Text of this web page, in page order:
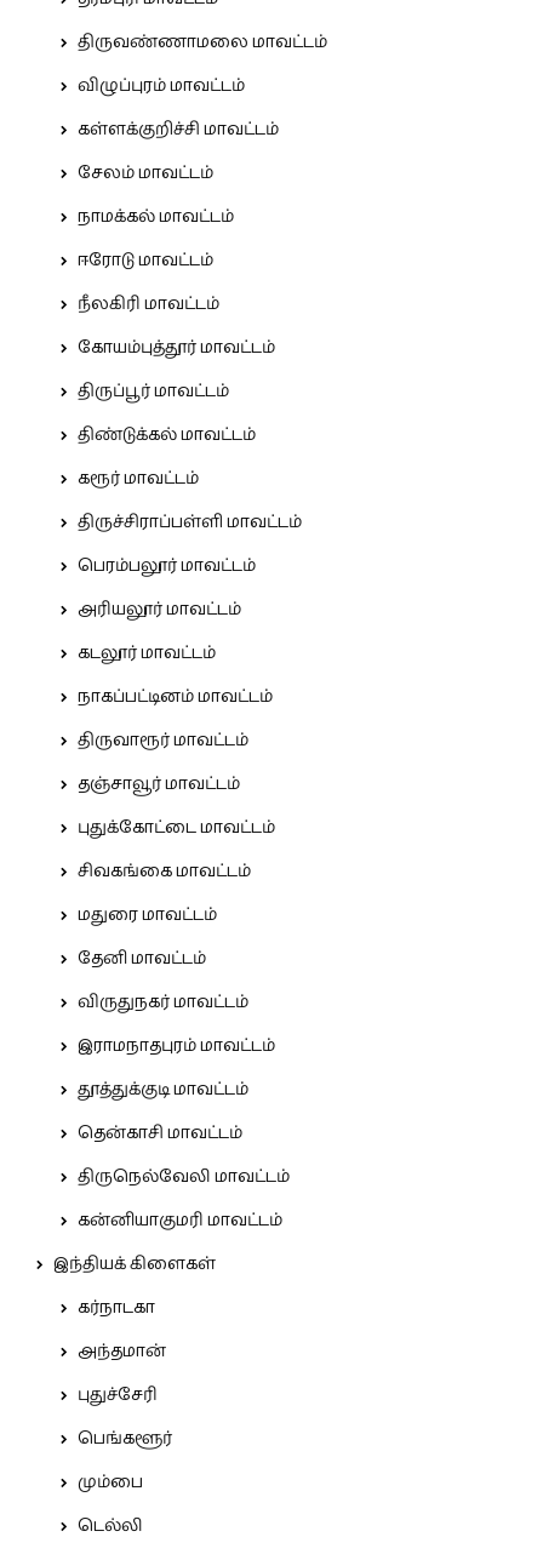
திருவண்ணாமலை மாவட்டம்
விழுப்புரம் மாவட்டம்
கள்ளக்குறிச்சி மாவட்டம்
சேலம் மாவட்டம்
நாமக்கல் மாவட்டம்
ஈரோடு மாவட்டம்
நீலகிரி மாவட்டம்
கோயம்புத்தூர் மாவட்டம்
திருப்பூர் மாவட்டம்
திண்டுக்கல் மாவட்டம்
கரூர் மாவட்டம்
திருச்சிராப்பள்ளி மாவட்டம்
பெரம்பலூர் மாவட்டம்
அரியலூர் மாவட்டம்
கடலூர் மாவட்டம்
நாகப்பட்டினம் மாவட்டம்
திருவாரூர் மாவட்டம்
தஞ்சாவூர் மாவட்டம்
புதுக்கோட்டை மாவட்டம்
சிவகங்கை மாவட்டம்
மதுரை மாவட்டம்
தேனி மாவட்டம்
விருதுநகர் மாவட்டம்
இராமநாதபுரம் மாவட்டம்
தூத்துக்குடி மாவட்டம்
தென்காசி மாவட்டம்
திருநெல்வேலி மாவட்டம்
கன்னியாகுமரி மாவட்டம்
இந்தியக் கிளைகள்
கர்நாடகா
அந்தமான்
புதுச்சேரி
பெங்களூர்
மும்பை
டெல்லி